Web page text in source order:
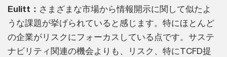
Eulitt： さまざまな市場から情報開示に関して似たよ
うな課題が挙げられていると感じます。特にほとんど
の企業がリスクにフォーカスしている点です。サステ
ナビリティ関連の機会よりも、リスク、特にTCFD提